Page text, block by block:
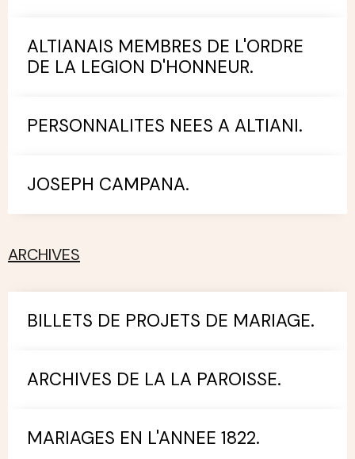
ALTIANAIS MEMBRES DE L'ORDRE
DE LA LEGION D'HONNEUR.
PERSONNALITES NEES A ALTIANI.
JOSEPH CAMPANA.
ARCHIVES
BILLETS DE PROJETS DE MARIAGE.
ARCHIVES DE LA LA PAROISSE.
MARIAGES EN L'ANNEE 1822.